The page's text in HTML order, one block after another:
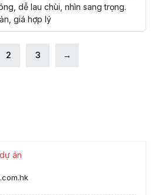
dễ lau chùi, nhìn sang trọng.
giá hợp lý
2 3 →
án